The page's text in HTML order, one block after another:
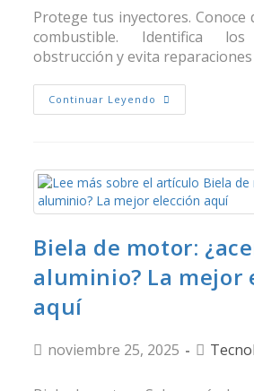
Protege tus inyectores. Conoce
combustible. Identifica
obstrucción y evita reparaciones
Continuar Leyendo
Biela de motor:
aluminio? La mejor
aquí
noviembre 25, 2025